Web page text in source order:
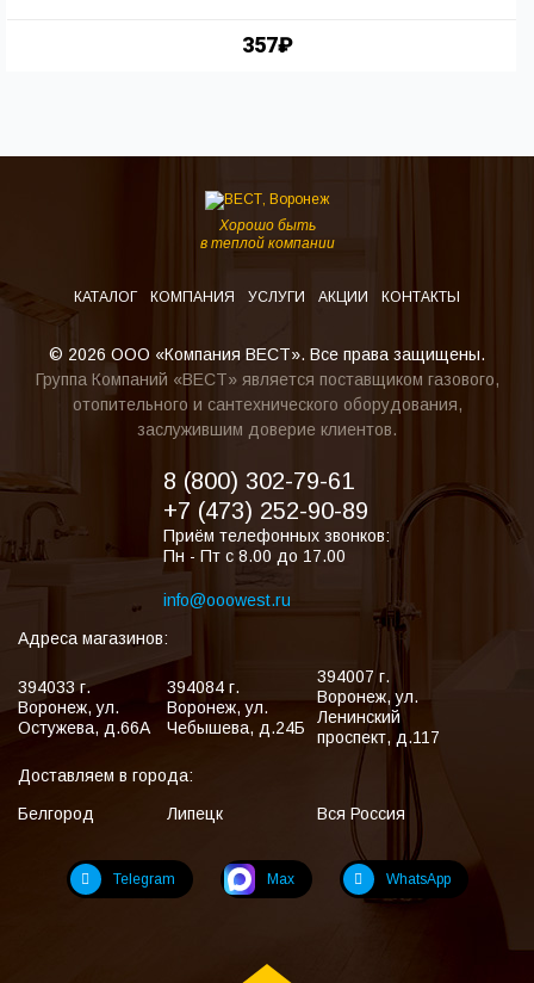
357₽
Хорошо быть
в теплой компании
КАТАЛОГ КОМПАНИЯ УСЛУГИ АКЦИИ КОНТАКТЫ
© 2026 ООО «Компания ВЕСТ». Все права защищены.
Группа Компаний «ВЕСТ» является поставщиком газового,
отопительного и сантехнического оборудования,
заслужившим доверие клиентов.
8 (800) 302-79-61
+7 (473) 252-90-89
Приём телефонных звонков:
Пн - Пт с 8.00 до 17.00
info@ooowest.ru
Адреса магазинов:
394033 г.
Воронеж,ул.
Остужева, д.66А
394084 г.
Воронеж,ул.
Чебышева, д.24Б
394007 г.
Воронеж,ул.
Ленинский
проспект, д.117
Доставляем в города:
Белгород
Липецк Вся Россия
Telegram Max WhatsApp